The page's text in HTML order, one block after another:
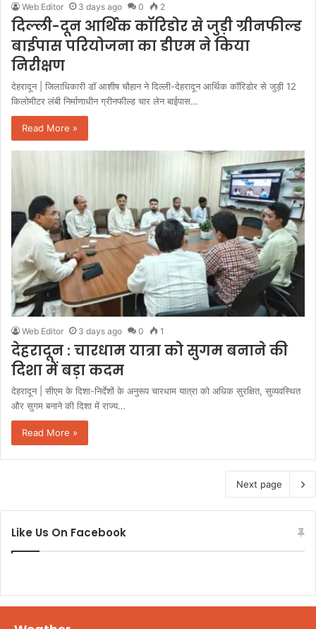
Web Editor 3 days ago 0 2
दिल्ली-दून आर्थिक कॉरिडोर से जुड़ी ग्रीनफील्ड
बाईपास परियोजना का डीएम ने किया
निरीक्षण
देहरादून | जिलाधिकारी डॉ आशीष चौहान ने दिल्ली-देहरादून आर्थिक कॉरिडोर से जुड़ी 12
किलोमीटर लंबी निर्माणाधीन ग्रीनफील्ड चार लेन बाईपास…
Read More »
Web Editor 3 days ago 0 1
देहरादून : चारधाम यात्रा को सुगम बनाने की
दिशा में बड़ा कदम
देहरादून | सीएम के दिशा-निर्देशों के अनुरूप चारधाम यात्रा को अधिक सुरक्षित, सुव्यवस्थित
और सुगम बनाने की दिशा में राज्य…
Read More »
Next page
Like Us On Facebook